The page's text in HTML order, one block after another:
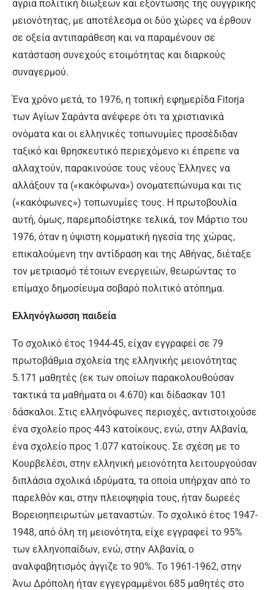
άγρια πολιτική διώξεων και εξόντωσης της ουγγρικής
μειονότητας, με αποτέλεσμα οι δύο χώρες να έρθουν
σε οξεία αντιπαράθεση και να παραμένουν σε
κατάσταση συνεχούς ετοιμότητας και διαρκούς
συναγερμού.
Ένα χρόνο μετά, το 1976, η τοπική εφημερίδα Fitorja
των Αγίων Σαράντα ανέφερε ότι τα χριστιανικά
ονόματα και οι ελληνικές τοπωνυμίες προσέδιδαν
ταξικό και θρησκευτικό περιεχόμενο κι έπρεπε να
αλλαχτούν, παρακινούσε τους νέους Έλληνες να
αλλάξουν τα («κακόφωνα») ονοματεπώνυμα και τις
(«κακόφωνες») τοπωνυμίες τους. Η πρωτοβουλία
αυτή, όμως, παρεμποδίστηκε τελικά, τον Μάρτιο του
1976, όταν η ύψιστη κομματική ηγεσία της χώρας,
επικαλούμενη την αντίδραση και της Αθήνας, διέταξε
τον μετριασμό τέτοιων ενεργειών, θεωρώντας το
επίμαχο δημοσίευμα σοβαρό πολιτικό ατόπημα.
Ελληνόγλωσση παιδεία
Το σχολικό έτος 1944-45, είχαν εγγραφεί σε 79
πρωτοβάθμια σχολεία της ελληνικής μειονότητας
5.171 μαθητές (εκ των οποίων παρακολουθούσαν
τακτικά τα μαθήματα οι 4.670) και δίδασκαν 101
δάσκαλοι. Στις ελληνόφωνες περιοχές, αντιστοιχούσε
ένα σχολείο προς 443 κατοίκους, ενώ, στην Αλβανία,
ένα σχολείο προς 1.077 κατοίκους. Σε σχέση με το
Κουρβελέσι, στην ελληνική μειονότητα λειτουργούσαν
διπλάσια σχολικά ιδρύματα, τα οποία υπήρχαν από το
παρελθόν και, στην πλειοψηφία τους, ήταν δωρεές
Βορειοηπειρωτών μεταναστών. Το σχολικό έτος 1947-
1948, από όλη τη μειονότητα, είχε εγγραφεί το 95%
των ελληνοπαίδων, ενώ, στην Αλβανία, ο
αναλφαβητισμός άγγιζε το 90%. Το 1961-1962, στην
Άνω Δρόπολη ήταν εγγεγραμμένοι 685 μαθητές στο